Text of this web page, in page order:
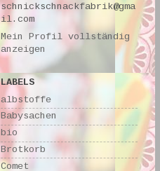
schnickschnackfabrik@gma
il.com
Mein Profil vollständig
anzeigen
LABELS
albstoffe
Babysachen
bio
Brotkorb
Comet